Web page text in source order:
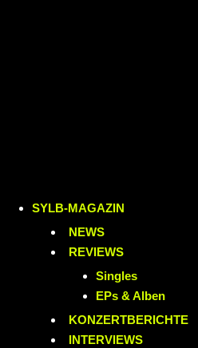
SYLB-MAGAZIN
NEWS
REVIEWS
Singles
EPs & Alben
KONZERTBERICHTE
INTERVIEWS